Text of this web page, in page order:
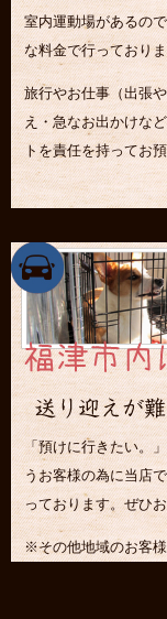
室内運動場があるの
な料金で行っており
旅行やお仕事（出張
え・急なお出かけな
トを責任を持ってお
「預けに行きたい。
うお客様の為に当店
っております。ぜひ
※その他地域のお客